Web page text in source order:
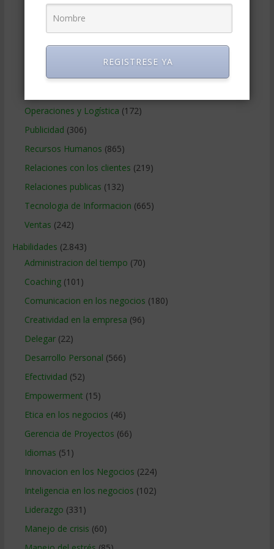
Marketing(988)
Marketing Digital(247)
Operaciones y Logística (172)
Publicidad (306)
Recursos Humanos (865)
Relaciones con los clientes (219)
Relaciones publicas (132)
Tecnologia de Informacion (665)
Ventas (242)
Habilidades (2.843)
Administracion del tiempo (70)
Coaching(101)
Comunicacion en los negocios (180)
Creatividad en la empresa (96)
Delegar(22)
Desarrollo Personal (566)
Efectividad (52)
Empowerment (15)
Etica en los negocios (46)
Gerencia de Proyectos (66)
Idiomas (51)
Innovacion en los Negocios (224)
Inteligencia en los negocios (102)
Liderazgo (331)
Manejo de crisis (60)
REGISTRESE YA